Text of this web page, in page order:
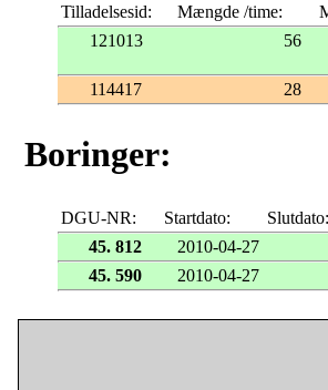
Tilladelsesid: Mængde /time:
121013
56
114417
28
Boringer:
DGU-NR: Startdato: Slutdato:
45. 812
2010-04-27
45. 590
2010-04-27